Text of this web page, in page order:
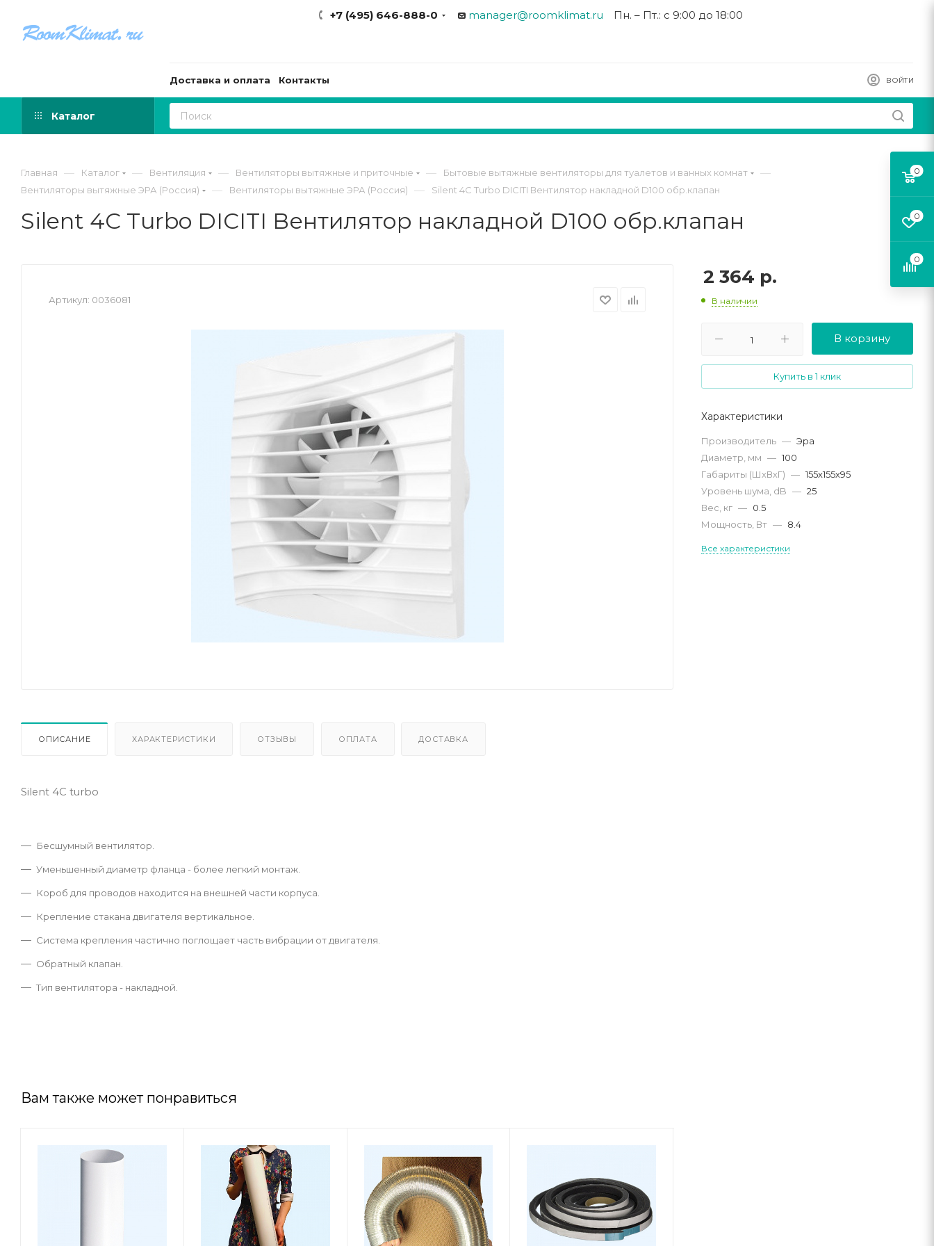
+7 (495) 646-888-0 manager@roomklimat.ru Пн. – Пт.: с 9:00 до 18:00
ВОЙТИ
Доставка и оплата Контакты
Каталог
Главная — Каталог — Вентиляция — Вентиляторы вытяжные и приточные — Бытовые вытяжные вентиляторы для туалетов и ванных комнат —
Вентиляторы вытяжные ЭРА (Россия) — Вентиляторы вытяжные ЭРА (Россия) — Silent 4C Turbo DICITI Вентилятор накладной D100 обр.клапан
Silent 4C Turbo DICITI Вентилятор накладной D100 обр.клапан
Артикул: 0036081
ОПИСАНИЕ ХАРАКТЕРИСТИКИ ОТЗЫВЫ ОПЛАТА ДОСТАВКА
Silent 4C turbo
Бесшумный вентилятор.
Уменьшенный диаметр фланца - более легкий монтаж.
Короб для проводов находится на внешней части корпуса.
Крепление стакана двигателя вертикальное.
Система крепления частично поглощает часть вибрации от двигателя.
Обратный клапан.
Тип вентилятора - накладной.
Вам также может понравиться
2 364 р.
В наличии
В корзину
Купить в 1 клик
Характеристики
Производитель — Эра
Диаметр, мм — 100
Габариты (ШхВхГ) — 155х155х95
Уровень шума, dB — 25
Вес, кг — 0.5
Мощность, Вт — 8.4
Все характеристики
0
0
0